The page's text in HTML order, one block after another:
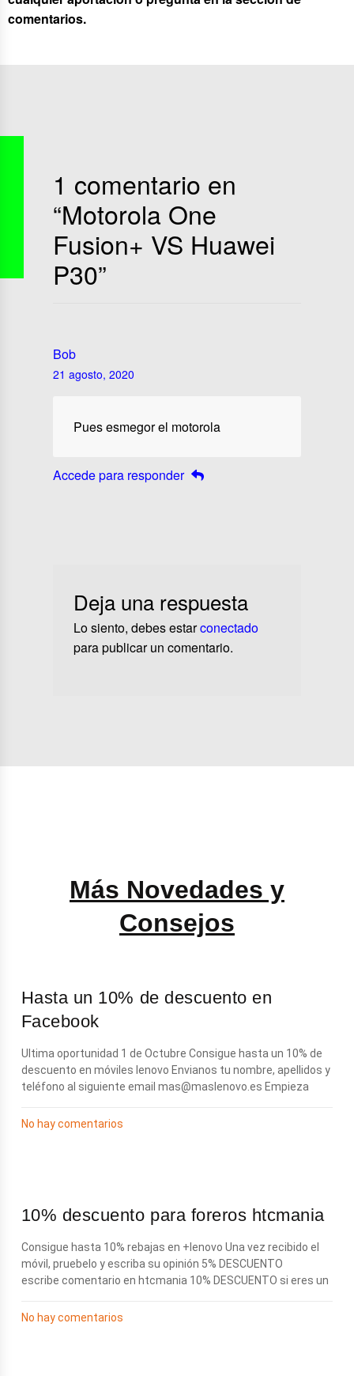
comentarios.
1 comentario en
“Motorola One
Fusion+ VS Huawei
P30”
Bob
21 agosto, 2020
Pues esmegor el motorola
Accede para responder
Deja una respuesta
Lo siento, debes estarconectado
para publicar un comentario.
Más Novedades y
Consejos
Hasta un 10% de descuento en
Facebook
Ultima oportunidad 1 de Octubre Consigue hasta un 10% de
descuento en móviles lenovo Envianos tu nombre, apellidos y
teléfono al siguiente email mas@maslenovo.es Empieza
No hay comentarios
10% descuento para foreros htcmania
Consigue hasta 10% rebajas en +lenovo Una vez recibido el
móvil, pruebelo y escriba su opinión 5% DESCUENTO
escribe comentario en htcmania 10% DESCUENTO si eres un
No hay comentarios